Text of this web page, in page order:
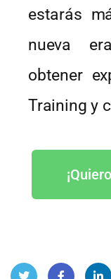
estarás
nueva
obtener
Training y